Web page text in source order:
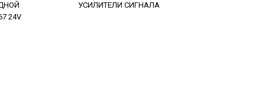
24V
УСИЛИТЕЛИ СИГНАЛА